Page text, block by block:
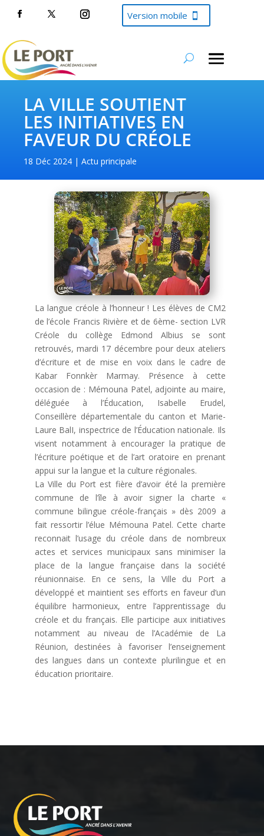
Version mobile
LA VILLE SOUTIENT
LES INITIATIVES EN
FAVEUR DU CRÉOLE
18 Déc 2024 Actu principale
La langue créole à l’honneur ! Les élèves de CM2
de l’école Francis Rivière et de 6ème- section LVR
Créole du collège Edmond Albius se sont
retrouvés, mardi 17 décembre pour deux ateliers
d’écriture et de mise en voix dans le cadre de
Kabar Fonnkèr Marmay. Présence à cette
occasion de : Mémouna Patel, adjointe au maire,
déléguée à l’Éducation, Isabelle Erudel,
Conseillère départementale du canton et Marie-
Laure BalI, inspectrice de l’Éducation nationale. Ils
visent notamment à encourager la pratique de
l’écriture poétique et de l’art oratoire en prenant
appui sur la langue et la culture régionales.
La Ville du Port est fière d’avoir été la première
commune de l’île à avoir signer la charte «
commune bilingue créole-français » dès 2009 a
fait ressortir l’élue Mémouna Patel. Cette charte
reconnait l’usage du créole dans de nombreux
actes et services municipaux sans minimiser la
place de la langue française dans la société
réunionnaise. En ce sens, la Ville du Port a
développé et maintient ses efforts en faveur d’un
équilibre harmonieux, entre l’apprentissage du
créole et du français. Elle participe aux initiatives
notamment au niveau de l’Académie de La
Réunion, destinées à favoriser l’enseignement
des langues dans un contexte plurilingue et en
éducation prioritaire.